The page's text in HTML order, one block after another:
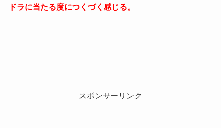
ドラに当たる度につくづく感じる。
スポンサーリンク